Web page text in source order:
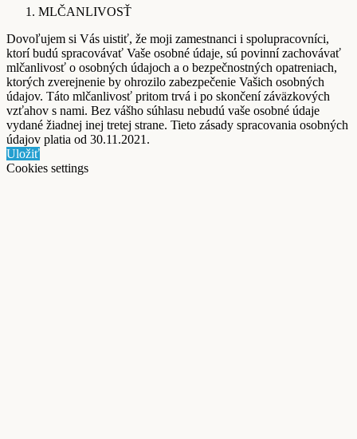
MLČANLIVOSŤ
Dovoľujem si Vás uistiť, že moji zamestnanci i spolupracovníci,
ktorí budú spracovávať Vaše osobné údaje, sú povinní zachovávať
mlčanlivosť o osobných údajoch a o bezpečnostných opatreniach,
ktorých zverejnenie by ohrozilo zabezpečenie Vašich osobných
údajov. Táto mlčanlivosť pritom trvá i po skončení záväzkových
vzťahov s nami. Bez vášho súhlasu nebudú vaše osobné údaje
vydané žiadnej inej tretej strane. Tieto zásady spracovania osobných
údajov platia od 30.11.2021.
Uložiť
Cookies settings